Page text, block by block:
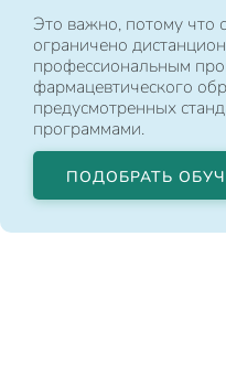
Это важно, потому что
ограничено
профессиональным
фармацевтического
предусмотренных
программами.
ПОДОБРАТЬ